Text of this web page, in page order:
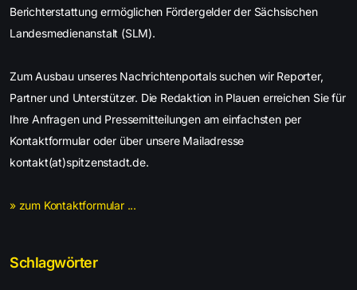
Berichterstattung ermöglichen Fördergelder der Sächsischen
Landesmedienanstalt (SLM).
Zum Ausbau unseres Nachrichtenportals suchen wir Reporter,
Partner und Unterstützer. Die Redaktion in Plauen erreichen Sie für
Ihre Anfragen und Pressemitteilungen am einfachsten per
Kontaktformular oder über unsere Mailadresse
kontakt(at)spitzenstadt.de.
» zum Kontaktformular ...
Schlagwörter